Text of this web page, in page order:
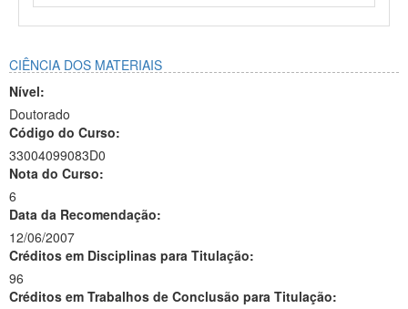
CIÊNCIA DOS MATERIAIS
Nível:
Doutorado
Código do Curso:
33004099083D0
Nota do Curso:
6
Data da Recomendação:
12/06/2007
Créditos em Disciplinas para Titulação:
96
Créditos em Trabalhos de Conclusão para Titulação: